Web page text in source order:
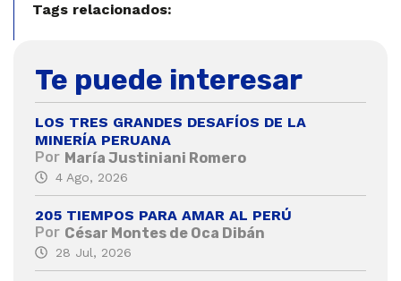
Tags relacionados:
Te puede interesar
LOS TRES GRANDES DESAFÍOS DE LA
MINERÍA PERUANA
Por María Justiniani Romero
4 Ago, 2026
205 TIEMPOS PARA AMAR AL PERÚ
Por César Montes de Oca Dibán
28 Jul, 2026